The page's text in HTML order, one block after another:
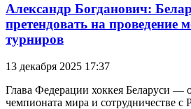
Александр Богданович:
претендовать на проведение
турниров
13 декабря 2025 17:37
Глава Федерации хоккея Беларуси
чемпионата мира и сотрудничестве с